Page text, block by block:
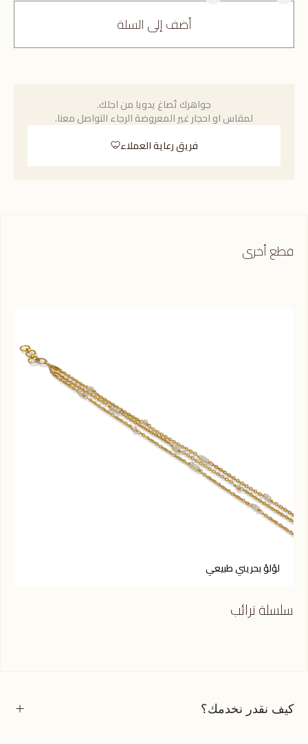
أضف إلى السلة
جواهرك تُصاغ يدويا من اجلك.
لمقاس او احجار غير المعروضة الرجاء التواصل معنا.
فريق رعاية العملاء
قطع أخرى
لؤلؤ بحريني طبيعي
سلسلة ترائب
كيف نقدر نخدمك؟